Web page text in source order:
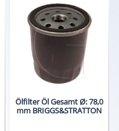
Ölfilter Öl Gesamt Ø: 78,0
mm BRIGGS&STRATTON